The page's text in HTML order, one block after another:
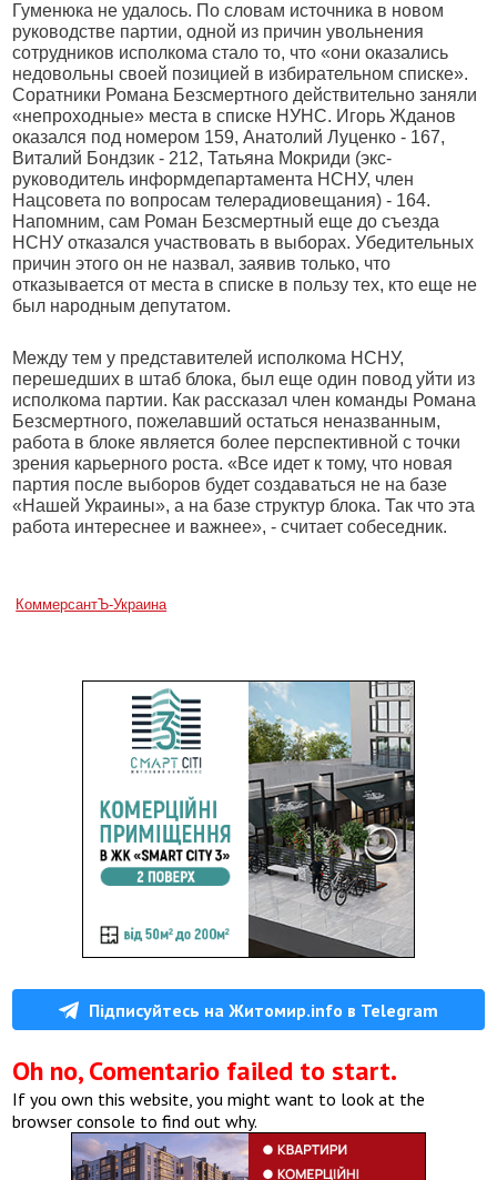
Гуменюка не удалось. По словам источника в новом
руководстве партии, одной из причин увольнения
сотрудников исполкома стало то, что «они оказались
недовольны своей позицией в избирательном списке».
Соратники Романа Безсмертного действительно заняли
«непроходные» места в списке НУНС. Игорь Жданов
оказался под номером 159, Анатолий Луценко - 167,
Виталий Бондзик - 212, Татьяна Мокриди (экс-
руководитель информдепартамента НСНУ, член
Нацсовета по вопросам телерадиовещания) - 164.
Напомним, сам Роман Безсмертный еще до съезда
НСНУ отказался участвовать в выборах. Убедительных
причин этого он не назвал, заявив только, что
отказывается от места в списке в пользу тех, кто еще не
был народным депутатом.
Между тем у представителей исполкома НСНУ,
перешедших в штаб блока, был еще один повод уйти из
исполкома партии. Как рассказал член команды Романа
Безсмертного, пожелавший остаться неназванным,
работа в блоке является более перспективной с точки
зрения карьерного роста. «Все идет к тому, что новая
партия после выборов будет создаваться не на базе
«Нашей Украины», а на базе структур блока. Так что эта
работа интереснее и важнее», - считает собеседник.
КоммерсантЪ-Украина
Підписуйтесь на Житомир.info в Telegram
Oh no, Comentario failed to start.
If you own this website, you might want to look at the
browser console to find out why.